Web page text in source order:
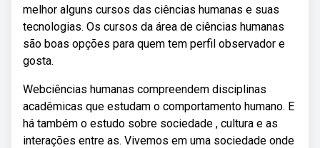
melhor alguns cursos das ciências humanas e suas
tecnologias. Os cursos da área de ciências humanas
são boas opções para quem tem perfil observador e
gosta.
Webciências humanas compreendem disciplinas
acadêmicas que estudam o comportamento humano. E
há também o estudo sobre sociedade , cultura e as
interações entre as. Vivemos em uma sociedade onde